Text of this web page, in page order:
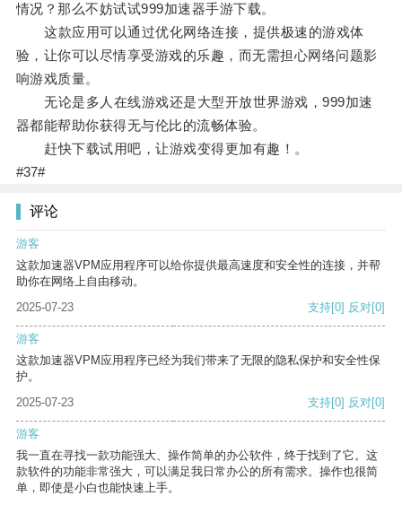
情况？那么不妨试试999加速器手游下载。
这款应用可以通过优化网络连接，提供极速的游戏体
验，让你可以尽情享受游戏的乐趣，而无需担心网络问题影
响游戏质量。
无论是多人在线游戏还是大型开放世界游戏，999加速
器都能帮助你获得无与伦比的流畅体验。
赶快下载试用吧，让游戏变得更加有趣！。
#37#
评论
游客
这款加速器VPM应用程序可以给你提供最高速度和安全性的连接，并帮
助你在网络上自由移动。
2025-07-23
支持[0] 反对[0]
游客
这款加速器VPM应用程序已经为我们带来了无限的隐私保护和安全性保
护。
2025-07-23
支持[0] 反对[0]
游客
我一直在寻找一款功能强大、操作简单的办公软件，终于找到了它。这
款软件的功能非常强大，可以满足我日常办公的所有需求。操作也很简
单，即使是小白也能快速上手。